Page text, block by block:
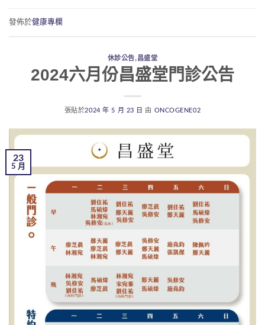
發佈於健康專欄
休診公告,昌盛堂
2024六月份昌盛堂門診公告
張貼於2024 年 5 月 23 日 由 ONCOGENE02
23
5 月